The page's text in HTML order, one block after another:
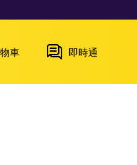
車 即時通